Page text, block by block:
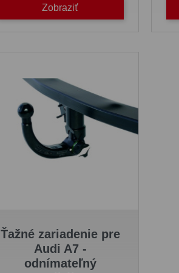
Zobraziť
Ťažné zariadenie pre
Audi A7 -
odnímateľný